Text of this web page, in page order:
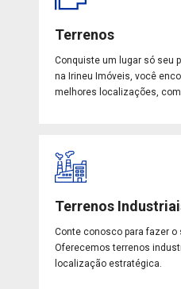
Terrenos
Conquiste um lugar só seu
na Irineu Imóveis, você
melhores localizações,
Terrenos
Conte conosco para fazer o
Oferecemos terrenos
localização estratégica.